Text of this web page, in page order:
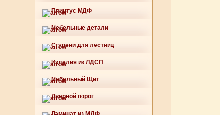
Плинтус МДФ
Мебельные детали
Ступени для лестниц
Изделия из ЛДСП
Мебельный Щит
Дверной порог
Ламинат из МДФ